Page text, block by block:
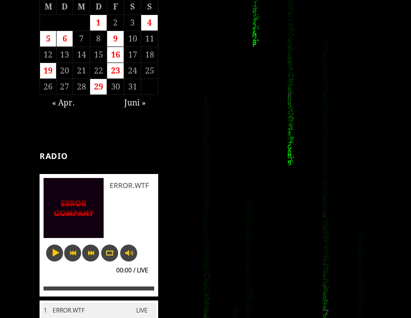
M D M D F S
S
1
2 3
4
5
6 7 8 9 10
11
12
13 14 15 16 17
18
19
20 21 22 23 24
25
26
27 28 29 30
31
« Apr.
Juni »
RADIO
ERROR.WTF
00:00 / LIVE
1 LIVE
ERROR.WTF